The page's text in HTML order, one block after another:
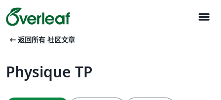
menu
arrow_left_alt 返回所有 社区文章
Physique TP